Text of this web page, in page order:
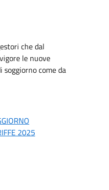
che dal
le nuove
soggiorno come da
2025